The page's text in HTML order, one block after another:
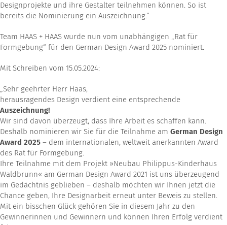
Designprojekte und ihre Gestalter teilnehmen können. So ist
bereits die Nominierung ein Auszeichnung.“
Team HAAS + HAAS wurde nun vom unabhängigen „Rat für
Formgebung“ für den German Design Award 2025 nominiert.
Mit Schreiben vom 15.05.2024:
„Sehr geehrter Herr Haas,
herausragendes Design verdient eine entsprechende
Auszeichnung!
Wir sind davon überzeugt, dass Ihre Arbeit es schaffen kann.
Deshalb nominieren wir Sie für die Teilnahme am German Design
Award 2025 – dem internationalen, weltweit anerkannten Award
des Rat für Formgebung.
Ihre Teilnahme mit dem Projekt »Neubau Philippus-Kinderhaus
Waldbrunn« am German Design Award 2021 ist uns überzeugend
im Gedächtnis geblieben – deshalb möchten wir Ihnen jetzt die
Chance geben, Ihre Designarbeit erneut unter Beweis zu stellen.
Mit ein bisschen Glück gehören Sie in diesem Jahr zu den
Gewinnerinnen und Gewinnern und können Ihren Erfolg verdient